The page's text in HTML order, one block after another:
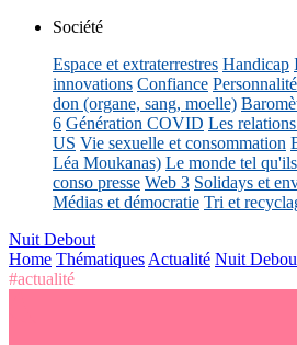
Société
Espace et extraterrestres Handicap
innovations Confiance
don (organe, sang, moelle)
6 Génération COVID Les
US Vie sexuelle et consommation
Léa Moukanas) Le monde tel
conso presse Web 3 Solidays et
Médias et démocratie Tri et
Nuit Debout
Home Thématiques Actualité Nuit
#actualité